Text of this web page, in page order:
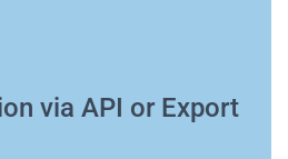
via API or Export